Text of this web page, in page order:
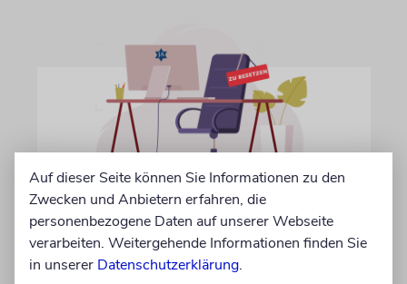
Volontär/in gesucht
Wir suchen zum 15. Oktober 2026 einen
Auf dieser Seite können Sie Informationen zu den
Zwecken und Anbietern erfahren, die
personenbezogene Daten auf unserer Webseite
verarbeiten. Weitergehende Informationen finden Sie
in unserer Datenschutzerklärung.